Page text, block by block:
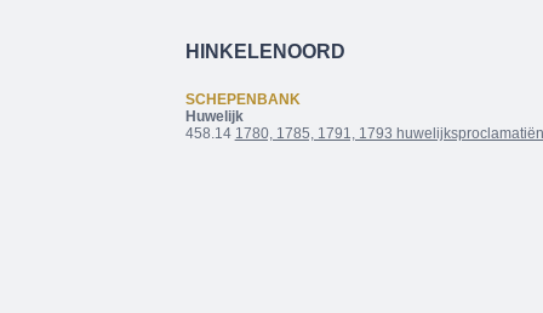
HINKELENOORD
SCHEPENBANK
Huwelijk
458.14 1780, 1785, 1791, 1793